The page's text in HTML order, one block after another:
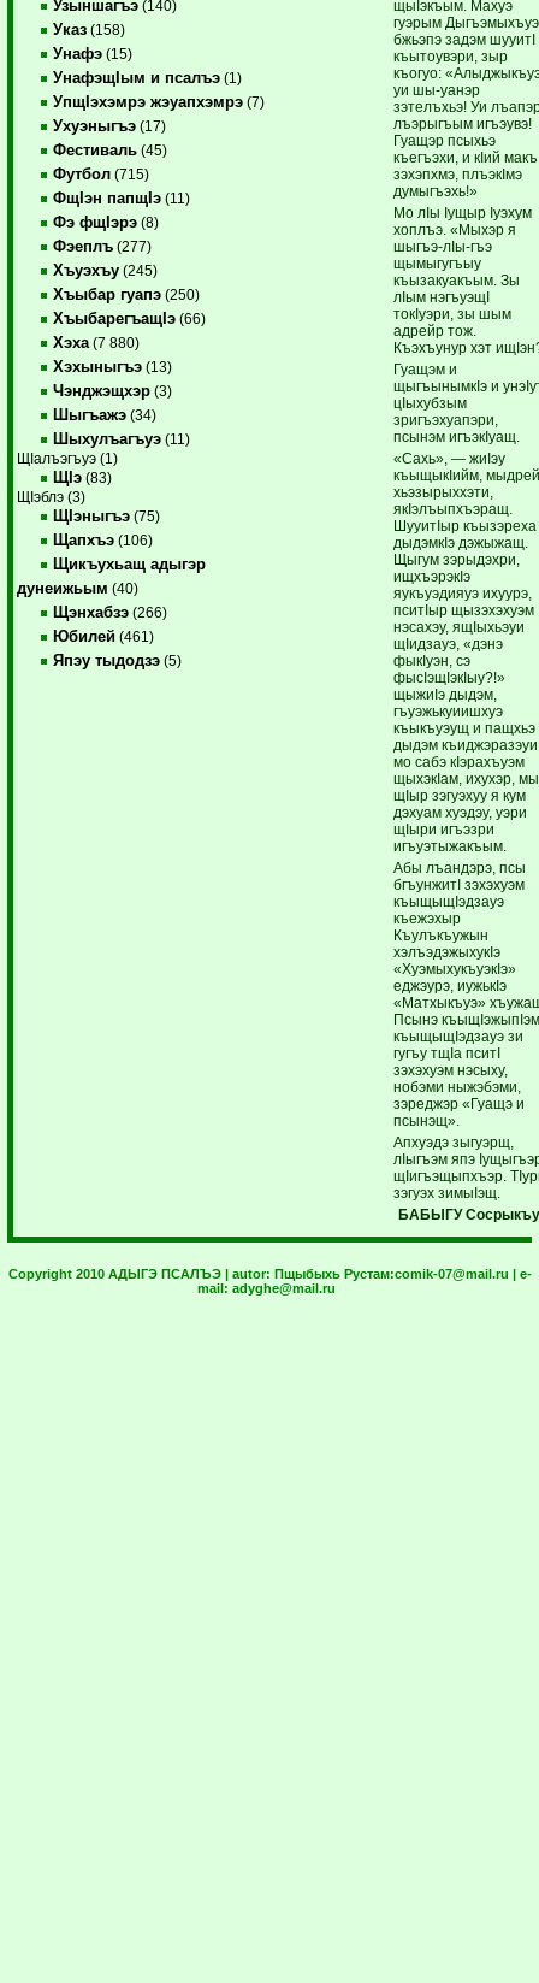
Узыншагъэ (140)
Указ (158)
Унафэ (15)
УнафэщIым и псалъэ (1)
УпщIэхэмрэ жэуапхэмрэ (7)
Ухуэныгъэ (17)
Фестиваль (45)
Футбол (715)
ФщIэн папщIэ (11)
Фэ фщIэрэ (8)
Фэеплъ (277)
Хъуэхъу (245)
Хъыбар гуапэ (250)
ХъыбарегъащIэ (66)
Хэха (7 880)
Хэхыныгъэ (13)
Чэнджэщхэр (3)
Шыгъажэ (34)
Шыхулъагъуэ (11)
ЩIалъэгъуэ (1)
ЩIэ (83)
ЩIэблэ (3)
ЩIэныгъэ (75)
Щапхъэ (106)
Щикъухьащ адыгэр
дунеижьым (40)
Щэнхабзэ (266)
Юбилей (461)
Япэу тыдодзэ (5)
щыIэкъым. Махуэ
гуэрым Дыгъэмыхъуэ
бжьэпэ задэм шууитI
къытоувэри, зыр
къогуо:
уи шы-уанэр
зэтелъхьэ! Уи
лъэрыгъым игъэувэ!
Гуащэр псыхьэ
къегъэхи, и кIий макъ
зэхэпхмэ, плъэкIмэ
думыгъэхь!»
Мо лIы Iущыр Iуэхум
хоплъэ. «Мыхэр я
шыгъэ-лIы-гъэ
щымыгугъыу
къызакуакъым. Зы
лIым нэгъуэщI
токIуэри, зы шым
адрейр тож.
Къэхъунур хэт
Гуащэм и
щыгъынымкIэ и
цIыхубзым
зригъэхуапэри,
псынэм игъэкIуащ.
«Сахь», — жиIэу
къыщыкIийм,
хьэзырыххэти,
якIэлъыпхъэращ.
ШууитIыр къызэреха
дыдэмкIэ дэжыжащ.
Щыгум зэрыдэхри,
ищхъэрэкIэ
яукъуэдияуэ ихуурэ,
пситIыр щызэхэхуэм
нэсахэу, ящIыхьэуи
щIидзауэ, «дэнэ
фыкIуэн, сэ
фысIэщIэкIыу?!»
щыжиIэ дыдэм,
гъуэжькуиишхуэ
къыкъуэущ и пащхьэ
дыдэм
мо сабэ кIэрахъуэм
щыхэкIам, ихухэр, мы
щIыр зэгуэхуу я кум
дэхуам хуэдэу, уэри
щIыри игъэзри
игъуэтыжакъым.
Абы лъандэрэ, псы
бгъунжитI зэхэхуэм
къыщыщIэдзауэ
къежэхыр
Къулъкъужын
хэлъэдэжыхукIэ
«ХуэмыхукъуэкIэ»
еджэурэ, иужькIэ
«Матхыкъуэ»
Псынэ
къыщыщIэдзауэ зи
гугъу тщIа пситI
зэхэхуэм нэсыху,
нобэми ныжэбэми,
зэреджэр «Гуащэ и
псынэщ».
Апхуэдэ зыгуэрщ,
лIыгъэм япэ
щIигъэщыпхъэр.
зэгуэх зимыIэщ.
БАБЫГУ
Copyright 2010 АДЫГЭ ПСАЛЪЭ | autor: Пщыбыхь Рустам:comik-07@mail.ru | e-
mail: adyghe@mail.ru